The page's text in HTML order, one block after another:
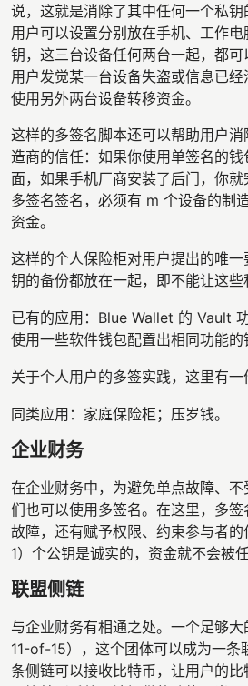
说，这就是消除了其中任何一个私钥
用户可以设置分别放在手机、工作
钥，这三台设备任何两台一起，都
用户发觉某一台设备失盗或信息已
使用另外两台设备转移资金。
这样的多签名脚本还可以帮助用户
造商的信任：如果你使用单签名的
面，如果手机厂商安装了后门，你
多签名签名，必须有 m 个设备的制
资金。
这样的个人保险柜对用户提出的唯
钥的备份都放在一起，即不能让这些
已有的应用：Blue Wallet 的 Vault
使用一些软件钱包配置出相同功能的
关于个人用户的多签实践，这里有一
同类应用：家庭保险柜；压岁钱。
企业财务
在企业财务中，为避免单点故障、
们也可以使用多签名。在这里，多
故障，还有赋予权限、约束参与者
1）个公钥是诚实的，资金就不会被任
联盟侧链
与企业财务有相通之处。一个足够
11-of-15），这个团体可以成为一条
条侧链可以接收比特币，让用户的